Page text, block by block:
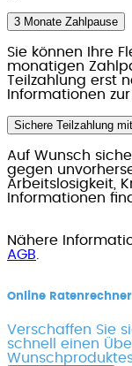
3 Monate Zahlpause
Sie können Ihre
monatigen
Teilzahlung erst
Informationen
Sichere Teilzahlung
Auf Wunsch
gegen
Arbeitslosigkeit,
Informationen
Nähere
AGB.
Online Ratenrechner
Verschaffen Sie
schnell einen